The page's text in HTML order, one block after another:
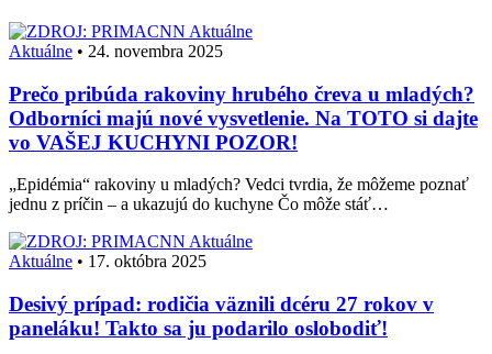
Aktuálne
Aktuálne • 24. novembra 2025
Prečo pribúda rakoviny hrubého čreva u mladých?
Odborníci majú nové vysvetlenie. Na TOTO si dajte
vo VAŠEJ KUCHYNI POZOR!
„Epidémia“ rakoviny u mladých? Vedci tvrdia, že môžeme poznať
jednu z príčin – a ukazujú do kuchyne Čo môže stáť…
Aktuálne
Aktuálne • 17. októbra 2025
Desivý prípad: rodičia väznili dcéru 27 rokov v
paneláku! Takto sa ju podarilo oslobodiť!